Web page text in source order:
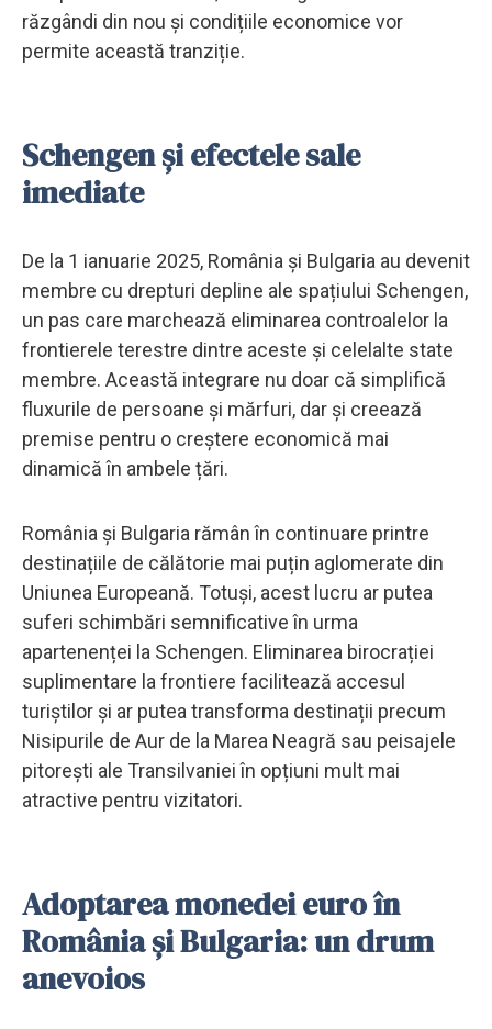
răzgândi din nou și condițiile economice vor
permite această tranziție.
Schengen și efectele sale
imediate
De la 1 ianuarie 2025, România și Bulgaria au devenit
membre cu drepturi depline ale spațiului Schengen,
un pas care marchează eliminarea controalelor la
frontierele terestre dintre aceste și celelalte state
membre. Această integrare nu doar că simplifică
fluxurile de persoane și mărfuri, dar și creează
premise pentru o creștere economică mai
dinamică în ambele țări.
România și Bulgaria rămân în continuare printre
destinațiile de călătorie mai puțin aglomerate din
Uniunea Europeană. Totuși, acest lucru ar putea
suferi schimbări semnificative în urma
apartenenței la Schengen. Eliminarea birocrației
suplimentare la frontiere facilitează accesul
turiștilor și ar putea transforma destinații precum
Nisipurile de Aur de la Marea Neagră sau peisajele
pitorești ale Transilvaniei în opțiuni mult mai
atractive pentru vizitatori.
Adoptarea monedei euro în
România și Bulgaria: un drum
anevoios